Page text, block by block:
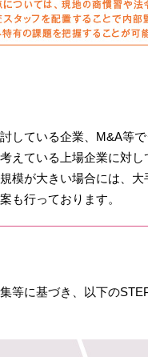
している企業、M&A等
えている上場企業に対し
模が大きい場合には、大
も行っております。
等に基づき、以下の